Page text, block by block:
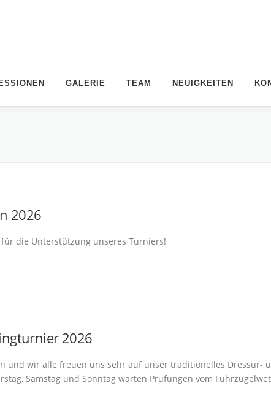
GALERIE TEAM NEUIGKEITEN
2026
für die Unterstützung unseres Turniers!
2026
und wir alle freuen uns sehr auf unser traditionelles Dressur-
Samstag und Sonntag warten Prüfungen vom